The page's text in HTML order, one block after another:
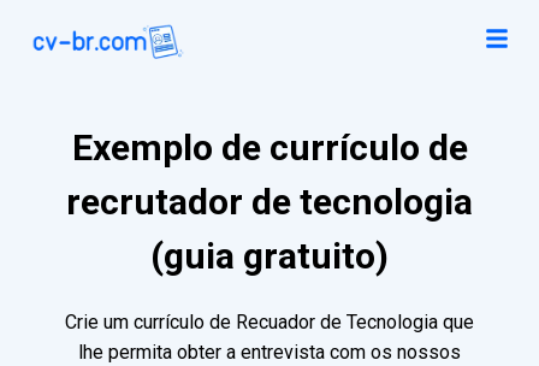
Exemplo de currículo de
recrutador de tecnologia
(guia gratuito)
Crie um currículo de Recuador de Tecnologia que
lhe permita obter a entrevista com os nossos